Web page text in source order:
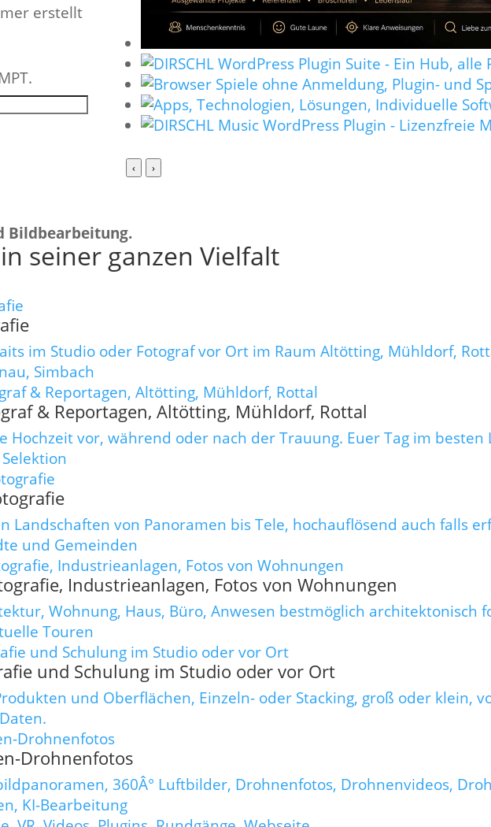
erstellt
‹ ›
Bildbearbeitung.
seiner ganzen Vielfalt
im Studio oder Fotograf vor Ort im Raum Altötting, Mühldorf,
Simbach
& Reportagen, Altötting, Mühldorf, Rottal
Hochzeit vor, während oder nach der Trauung. Euer Tag im
Landschaften von Panoramen bis Tele, hochauflösend auch falls
und Gemeinden
Industrieanlagen, Fotos von Wohnungen
Wohnung, Haus, Büro, Anwesen bestmöglich architektonisch
Touren
und Schulung im Studio oder vor Ort
und Oberflächen, Einzeln- oder Stacking, groß oder klein,
Drohnenfotos
360Â° Luftbilder, Drohnenfotos, Drohnenvideos,
KI-Bearbeitung